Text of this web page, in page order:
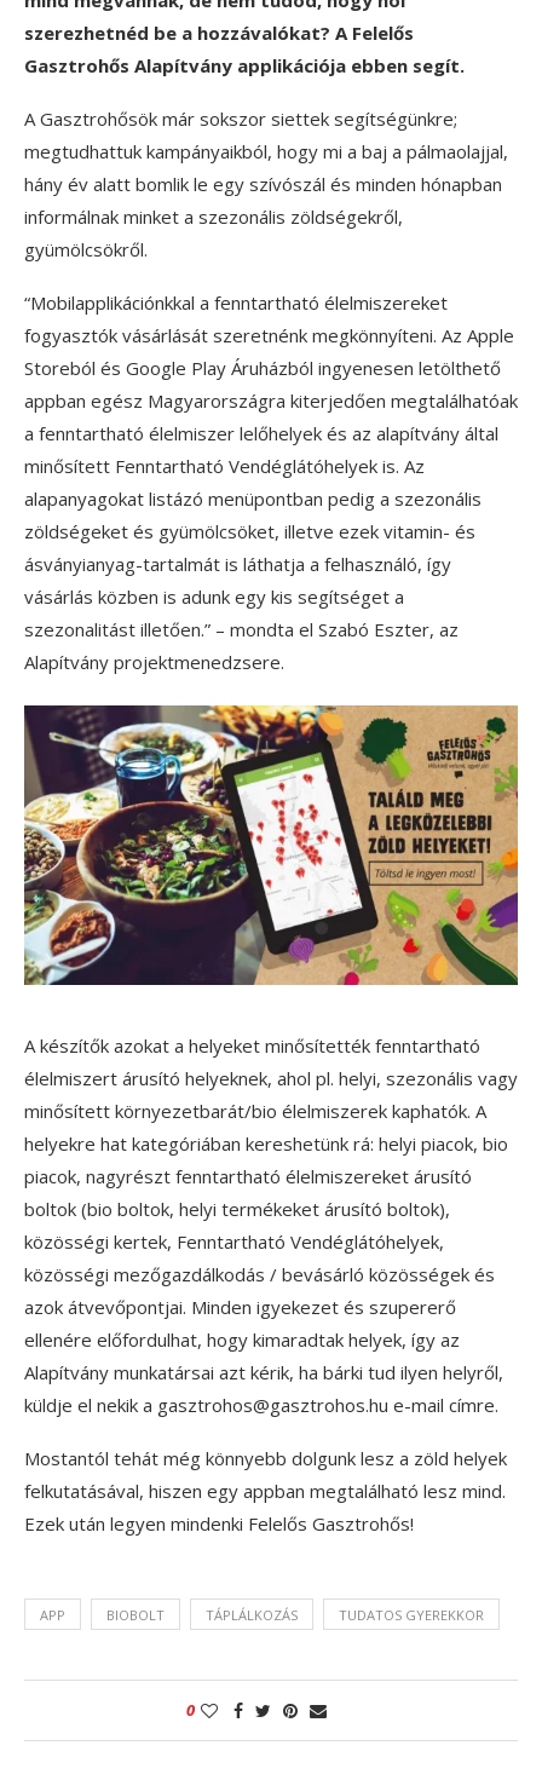
szerezhetnéd be a hozzávalókat? A Felelős
Gasztrohős Alapítvány applikációja ebben segít.
A Gasztrohősök már sokszor siettek segítségünkre;
megtudhattuk kampányaikból, hogy mi a baj a pálmaolajjal,
hány év alatt bomlik le egy szívószál és minden hónapban
informálnak minket a szezonális zöldségekről,
gyümölcsökről.
“Mobilapplikációnkkal a fenntartható élelmiszereket
fogyasztók vásárlását szeretnénk megkönnyíteni. Az Apple
Storeból és Google Play Áruházból ingyenesen letölthető
appban egész Magyarországra kiterjedően megtalálhatóak
a fenntartható élelmiszer lelőhelyek és az alapítvány által
minősített Fenntartható Vendéglátóhelyek is. Az
alapanyagokat listázó menüpontban pedig a szezonális
zöldségeket és gyümölcsöket, illetve ezek vitamin- és
ásványianyag-tartalmát is láthatja a felhasználó, így
vásárlás közben is adunk egy kis segítséget a
szezonalitást illetően.” – mondta el Szabó Eszter, az
Alapítvány projektmenedzsere.
A készítők azokat a helyeket minősítették fenntartható
élelmiszert árusító helyeknek, ahol pl. helyi, szezonális vagy
minősített környezetbarát/bio élelmiszerek kaphatók. A
helyekre hat kategóriában kereshetünk rá: helyi piacok, bio
piacok, nagyrészt fenntartható élelmiszereket árusító
boltok (bio boltok, helyi termékeket árusító boltok),
közösségi kertek, Fenntartható Vendéglátóhelyek,
közösségi mezőgazdálkodás / bevásárló közösségek és
azok átvevőpontjai. Minden igyekezet és szupererő
ellenére előfordulhat, hogy kimaradtak helyek, így az
Alapítvány munkatársai azt kérik, ha bárki tud ilyen helyről,
küldje el nekik a gasztrohos@gasztrohos.hu e-mail címre.
Mostantól tehát még könnyebb dolgunk lesz a zöld helyek
felkutatásával, hiszen egy appban megtalálható lesz mind.
Ezek után legyen mindenki Felelős Gasztrohős!
APP BIOBOLT TÁPLÁLKOZÁS TUDATOS GYEREKKOR
0